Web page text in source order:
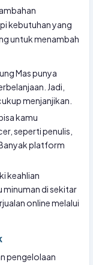
kebutuhan yang
untuk menambah
Mas punya
Jadi,
menjanjikan.
kamu
seperti penulis,
platform
keahlian
minuman di sekitar
online melalui
pengelolaan